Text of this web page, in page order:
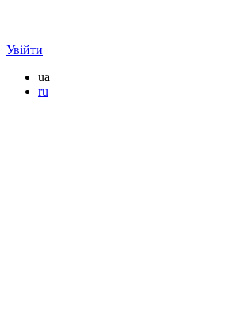
Увійти
ua
ru